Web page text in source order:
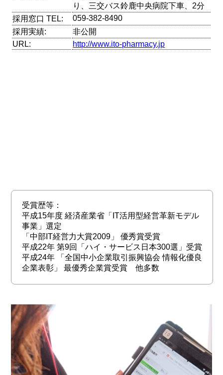
り、三交バス鈴鹿中央病院下車、2分
採用窓口 TEL:
059-382-8490
採用実績:
非公開
URL:
http://www.ito-pharmacy.jp
受賞歴等：
平成15年度 経済産業省「IT活用型経営革新モデル
事業」選定
「中部IT経営力大賞2009」 優秀賞受賞
平成22年 第9回「ハイ・サービス日本300選」受賞
平成24年 「全国中小企業取引振興協会 情報化優良
企業表彰」 最優秀企業賞受賞 他多数